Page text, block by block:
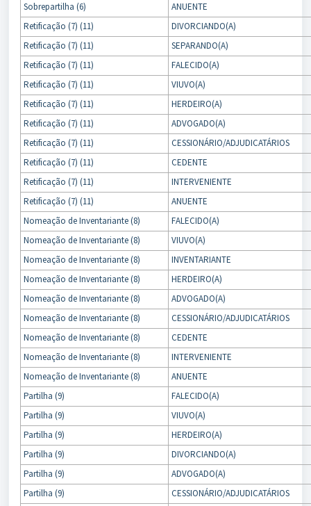
Sobrepartilha (6)
ANUENTE
Retificação (7) (11)
DIVORCIANDO(A)
Retificação (7) (11)
SEPARANDO(A)
Retificação (7) (11)
FALECIDO(A)
Retificação (7) (11)
VIUVO(A)
Retificação (7) (11)
HERDEIRO(A)
Retificação (7) (11)
ADVOGADO(A)
Retificação (7) (11)
CESSIONÁRIO/ADJUDICATÁRIOS
Retificação (7) (11)
CEDENTE
Retificação (7) (11)
INTERVENIENTE
Retificação (7) (11)
ANUENTE
Nomeação de Inventariante (8)
FALECIDO(A)
Nomeação de Inventariante (8)
VIUVO(A)
Nomeação de Inventariante (8)
INVENTARIANTE
Nomeação de Inventariante (8)
HERDEIRO(A)
Nomeação de Inventariante (8)
ADVOGADO(A)
Nomeação de Inventariante (8)
CESSIONÁRIO/ADJUDICATÁRIOS
Nomeação de Inventariante (8)
CEDENTE
Nomeação de Inventariante (8)
INTERVENIENTE
Nomeação de Inventariante (8)
ANUENTE
Partilha (9)
FALECIDO(A)
Partilha (9)
VIUVO(A)
Partilha (9)
HERDEIRO(A)
Partilha (9)
DIVORCIANDO(A)
Partilha (9)
ADVOGADO(A)
Partilha (9)
CESSIONÁRIO/ADJUDICATÁRIOS